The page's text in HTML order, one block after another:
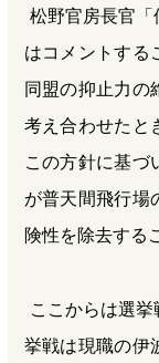
松野官房長官
はコメントする
同盟の抑止力の
考え合わせたと
この方針に基づ
が普天間飛行場
険性を除去する
ここからは選
挙戦は現職の伊